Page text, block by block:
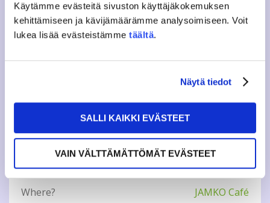
Käytämme evästeitä sivuston käyttäjäkokemuksen
kehittämiseen ja kävijämäärämme analysoimiseen. Voit
lukea lisää evästeistämme täältä.
Näytä tiedot
SALLI KAIKKI EVÄSTEET
VAIN VÄLTTÄMÄTTÖMÄT EVÄSTEET
More info: https://www.jamko.fi/en/services/tuesday-
clubs/
Where? JAMKO Café